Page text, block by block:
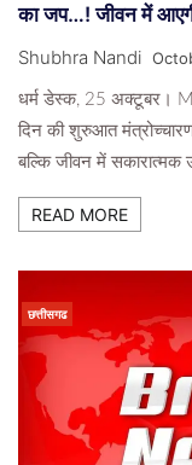
का जप…! जीवन में
Shubhra Nandi
धर्म डेस्क, 25 अक्टूबर।
दिन की शुरुआत
बल्कि जीवन में सकारात्मक
READ MORE
छत्तीसगढ